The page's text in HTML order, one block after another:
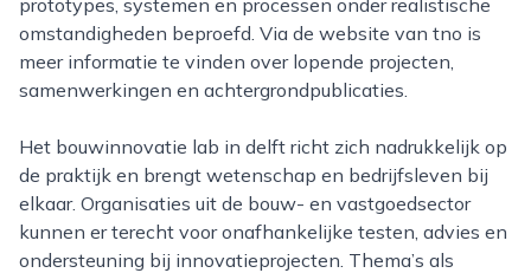
prototypes, systemen en processen onder realistische
omstandigheden beproefd. Via de website van tno is
meer informatie te vinden over lopende projecten,
samenwerkingen en achtergrondpublicaties.
Het bouwinnovatie lab in delft richt zich nadrukkelijk op
de praktijk en brengt wetenschap en bedrijfsleven bij
elkaar. Organisaties uit de bouw- en vastgoedsector
kunnen er terecht voor onafhankelijke testen, advies en
ondersteuning bij innovatieprojecten. Thema’s als